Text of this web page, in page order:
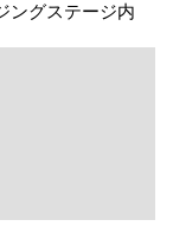
ングステージ内